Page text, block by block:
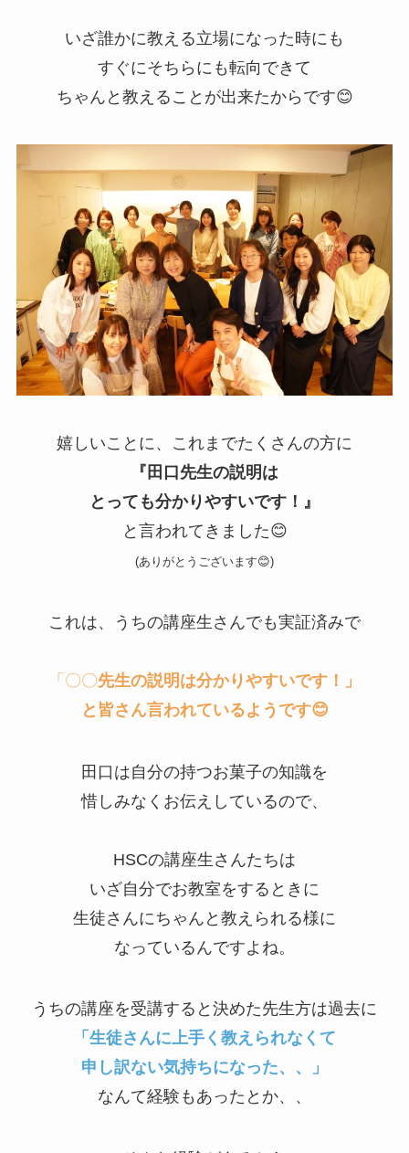
いざ誰かに教える立場になった時にも
すぐにそちらにも転向できて
ちゃんと教えることが出来たからです😊
嬉しいことに、これまでたくさんの方に
『田口先生の説明は
とっても分かりやすいです！』
と言われてきました😊
(ありがとうございます😊)
これは、うちの講座生さんでも実証済みで
「〇〇先生の説明は分かりやすいです！」
と皆さん言われているようです😊
田口は自分の持つお菓子の知識を
惜しみなくお伝えしているので、
HSCの講座生さんたちは
いざ自分でお教室をするときに
生徒さんにちゃんと教えられる様に
なっているんですよね。
うちの講座を受講すると決めた先生方は過去に
「生徒さんに上手く教えられなくて
申し訳ない気持ちになった、、」
なんて経験もあったとか、、